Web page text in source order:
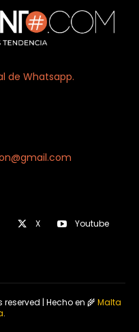
de Whatsapp.
X Youtube
| Hecho en 🌾Malta
.